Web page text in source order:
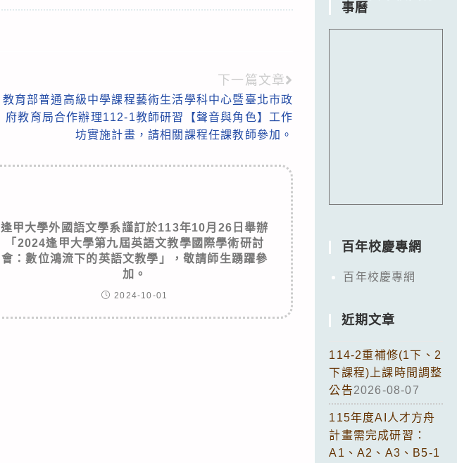
下一篇文章
教育部普通高級中學課程藝術生活學科中心暨臺北市政
府教育局合作辦理112-1教師研習【聲音與角色】工作
坊實施計畫，請相關課程任課教師參加。
逢甲大學外國語文學系謹訂於113年10月26日舉辦
「2024逢甲大學第九屆英語文教學國際學術研討
會：數位鴻流下的英語文教學」，敬請師生踴躍參
加。
2024-10-01
事曆
百年校慶專網
百年校慶專網
近期文章
114-2重補修(1下、2
下課程)上課時間調整
公告2026-08-07
115年度AI人才方舟
計畫需完成研習：
A1、A2、A3、B5-1